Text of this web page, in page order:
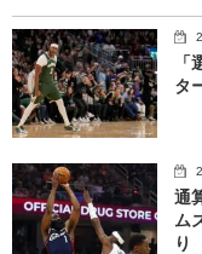
タ
通
ム
り